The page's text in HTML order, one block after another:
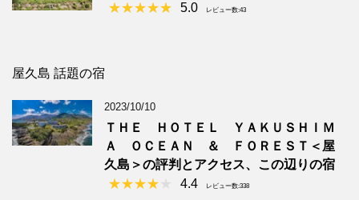
5.0
レビュー数:43
屋久島 話題の宿
2023/10/10
ＴＨＥ ＨＯＴＥＬ ＹＡＫＵＳＨＩＭ
Ａ ＯＣＥＡＮ ＆ ＦＯＲＥＳＴ＜屋
久島＞の評判とアクセス、この辺りの宿
4.4
レビュー数:338